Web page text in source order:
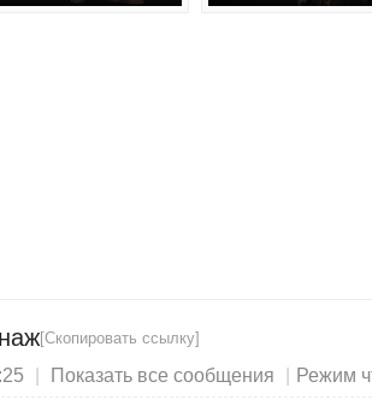
[Скопировать ссылку]
Показать все сообщения Режим